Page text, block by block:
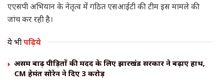
एएसपी अभियान के नेतृत्व में गठित एसआईटी की टीम इस मामले की
जांच कर रही है।
ये भीपढ़िये
असम बाढ़ पीड़ितों की मदद के लिए झारखंड सरकार ने बढ़ाए हाथ,
CM हेमंत सोरेन ने दिए ₹3 करोड़